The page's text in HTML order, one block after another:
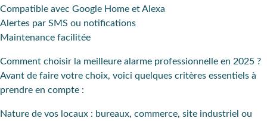
Compatible avec Google Home et Alexa
Alertes par SMS ou notifications
Maintenance facilitée
Comment choisir la meilleure alarme professionnelle en 2025 ?
Avant de faire votre choix, voici quelques critères essentiels à
prendre en compte :
Nature de vos locaux : bureaux, commerce, site industriel ou